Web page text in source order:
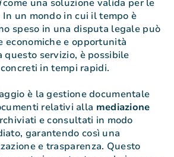
come una soluzione valida per le
un mondo in cui il tempo è
speso in una disputa legale può
economiche e opportunità
questo servizio, è possibile
in tempi rapidi.
è la gestione documentale
relativi alla mediazione
e consultati in modo
garantendo così una
e trasparenza. Questo